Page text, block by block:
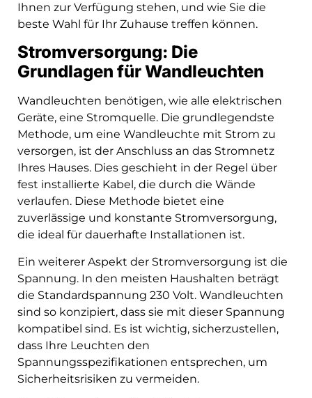
Ihnen zur Verfügung stehen, und wie Sie die
beste Wahl für Ihr Zuhause treffen können.
Stromversorgung: Die
Grundlagen für Wandleuchten
Wandleuchten benötigen, wie alle elektrischen
Geräte, eine Stromquelle. Die grundlegendste
Methode, um eine Wandleuchte mit Strom zu
versorgen, ist der Anschluss an das Stromnetz
Ihres Hauses. Dies geschieht in der Regel über
fest installierte Kabel, die durch die Wände
verlaufen. Diese Methode bietet eine
zuverlässige und konstante Stromversorgung,
die ideal für dauerhafte Installationen ist.
Ein weiterer Aspekt der Stromversorgung ist die
Spannung. In den meisten Haushalten beträgt
die Standardspannung 230 Volt. Wandleuchten
sind so konzipiert, dass sie mit dieser Spannung
kompatibel sind. Es ist wichtig, sicherzustellen,
dass Ihre Leuchten den
Spannungsspezifikationen entsprechen, um
Sicherheitsrisiken zu vermeiden.